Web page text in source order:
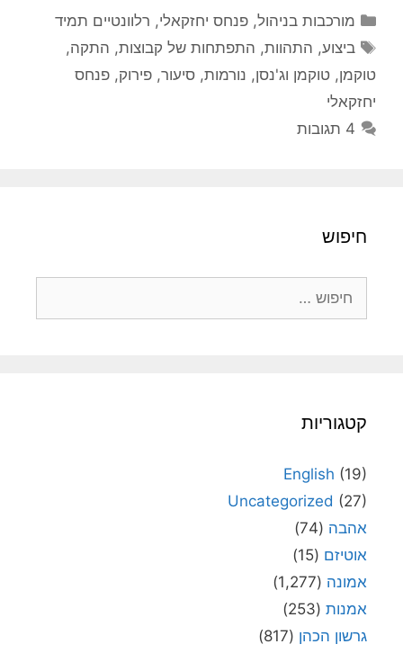
קטגוריות
מורכבות בניהול,פנחס יחזקאלי, רלוונטיים תמיד
תגיות
ביצוע, התהוות, התפתחות של קבוצות, התקה,
טוקמן, טוקמן וג'נסן, נורמות, סיעור, פירוק, פנחס
יחזקאלי
4 תגובות
חיפוש
קטגוריות
English (19)
Uncategorized (27)
אהבה (74)
אוטיזם (15)
אמונה (1,277)
אמנות (253)
גרשון הכהן (817)